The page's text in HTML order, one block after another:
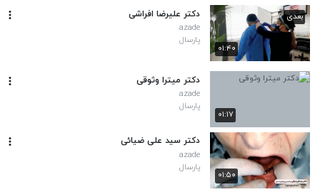
۰۱:۴۰
بعدی دکتر علیرضا افراشی
azade
پارسال
۰۱:۱۷
دکتر میترا وثوقی
azade
پارسال
۰۱:۵۰
دکتر سید علی ضیائی
azade
پارسال